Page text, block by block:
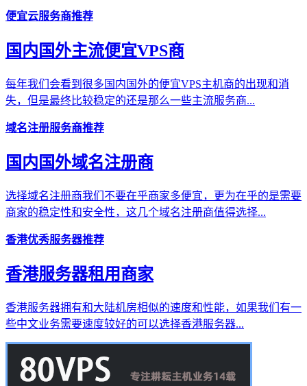
便宜云服务商推荐
国内国外主流便宜VPS商
每年我们会看到很多国内国外的便宜VPS主机商的出现和消
失，但是最终比较稳定的还是那么一些主流服务商...
域名注册服务商推荐
国内国外域名注册商
选择域名注册商我们不要在乎商家多便宜，更为在乎的是需要
商家的稳定性和安全性，这几个域名注册商值得选择...
香港优秀服务器推荐
香港服务器租用商家
香港服务器拥有和大陆机房相似的速度和性能，如果我们有一
些中文业务需要速度较好的可以选择香港服务器...